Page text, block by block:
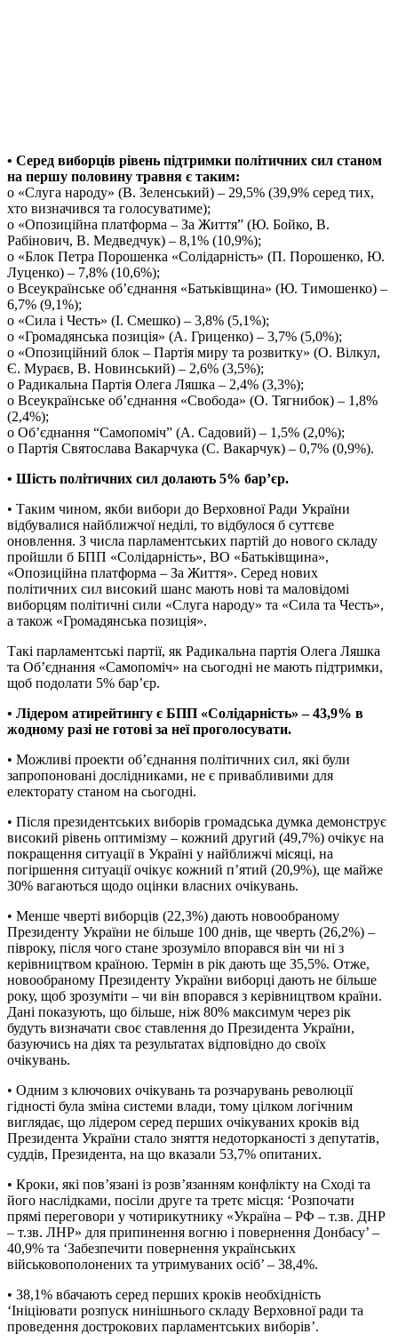
• Серед виборців рівень підтримки політичних сил станом
на першу половину травня є таким:
o «Слуга народу» (В. Зеленський) – 29,5% (39,9% серед тих,
хто визначився та голосуватиме);
o «Опозиційна платформа – За Життя” (Ю. Бойко, В.
Рабінович, В. Медведчук) – 8,1% (10,9%);
o «Блок Петра Порошенка «Солідарність» (П. Порошенко, Ю.
Луценко) – 7,8% (10,6%);
o Всеукраїнське об’єднання «Батьківщина» (Ю. Тимошенко) –
6,7% (9,1%);
o «Сила і Честь» (І. Смешко) – 3,8% (5,1%);
o «Громадянська позиція» (А. Гриценко) – 3,7% (5,0%);
o «Опозиційний блок – Партія миру та розвитку» (О. Вілкул,
Є. Мураєв, В. Новинський) – 2,6% (3,5%);
o Радикальна Партія Олега Ляшка – 2,4% (3,3%);
o Всеукраїнське об’єднання «Свобода» (О. Тягнибок) – 1,8%
(2,4%);
o Об’єднання “Самопоміч” (А. Садовий) – 1,5% (2,0%);
o Партія Святослава Вакарчука (С. Вакарчук) – 0,7% (0,9%).
• Шість політичних сил долають 5% бар’єр.
• Таким чином, якби вибори до Верховної Ради України
відбувалися найближчої неділі, то відбулося б суттєве
оновлення. З числа парламентських партій до нового складу
пройшли б БПП «Солідарність», ВО «Батьківщина»,
«Опозиційна платформа – За Життя». Серед нових
політичних сил високий шанс мають нові та маловідомі
виборцям політичні сили «Слуга народу» та «Сила та Честь»,
а також «Громадянська позиція».
Такі парламентські партії, як Радикальна партія Олега Ляшка
та Об’єднання «Самопоміч» на сьогодні не мають підтримки,
щоб подолати 5% бар’єр.
• Лідером атирейтингу є БПП «Солідарність» – 43,9% в
жодному разі не готові за неї проголосувати.
• Можливі проекти об’єднання політичних сил, які були
запропоновані дослідниками, не є привабливими для
електорату станом на сьогодні.
• Після президентських виборів громадська думка демонструє
високий рівень оптимізму – кожний другий (49,7%) очікує на
покращення ситуації в Україні у найближчі місяці, на
погіршення ситуації очікує кожний п’ятий (20,9%), ще майже
30% вагаються щодо оцінки власних очікувань.
• Менше чверті виборців (22,3%) дають новообраному
Президенту України не більше 100 днів, ще чверть (26,2%) –
півроку, після чого стане зрозуміло впорався він чи ні з
керівництвом країною. Термін в рік дають ще 35,5%. Отже,
новообраному Президенту України виборці дають не більше
року, щоб зрозуміти – чи він впорався з керівництвом країни.
Дані показують, що більше, ніж 80% максимум через рік
будуть визначати своє ставлення до Президента України,
базуючись на діях та результатах відповідно до своїх
очікувань.
• Одним з ключових очікувань та розчарувань революції
гідності була зміна системи влади, тому цілком логічним
виглядає, що лідером серед перших очікуваних кроків від
Президента України стало зняття недоторканості з депутатів,
суддів, Президента, на що вказали 53,7% опитаних.
• Кроки, які пов’язані із розв’язанням конфлікту на Сході та
його наслідками, посіли друге та третє місця: ‘Розпочати
прямі переговори у чотирикутнику «Україна – РФ – т.зв. ДНР
– т.зв. ЛНР» для припинення вогню і повернення Донбасу’ –
40,9% та ‘Забезпечити повернення українських
військовополонених та утримуваних осіб’ – 38,4%.
• 38,1% вбачають серед перших кроків необхідність
‘Ініціювати розпуск нинішнього складу Верховної ради та
проведення дострокових парламентських виборів’.